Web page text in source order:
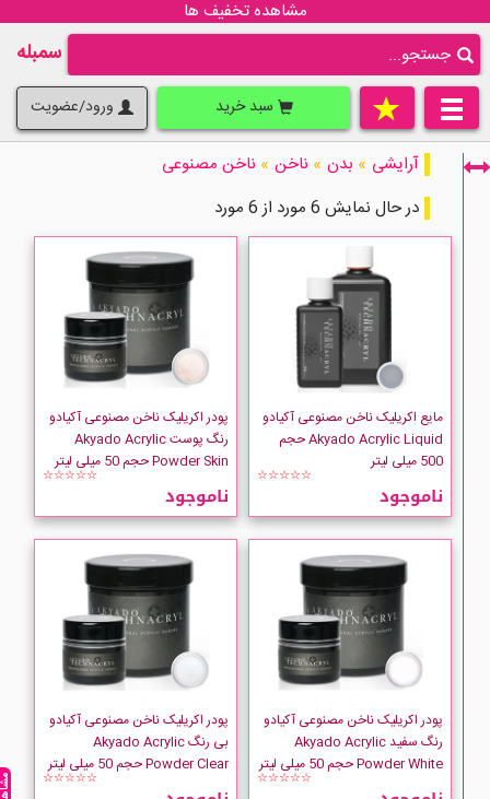
مشاهده تخفیف ها
سمبله
سبد خرید ورود/عضویت
فقط نمایش کالاهای موجود
AKYADO
آرایشی » بدن » ناخن » ناخن مصنوعی
در حال نمایش 6 مورد از 6 مورد
مایع اکریلیک ناخن مصنوعی آکیادو
Akyado Acrylic Liquid حجم
500 میلی لیتر
☆☆☆☆☆
ناموجود
پودر اکریلیک ناخن مصنوعی آکیادو
رنگ پوست Akyado Acrylic
Powder Skin حجم 50 میلی لیتر
☆☆☆☆☆
ناموجود
پودر اکریلیک ناخن مصنوعی آکیادو
رنگ سفید Akyado Acrylic
Powder White حجم 50 میلی لیتر
☆☆☆☆☆
پودر اکریلیک ناخن مصنوعی آکیادو
بی رنگ Akyado Acrylic
Powder Clear حجم 50 میلی لیتر
☆☆☆☆☆